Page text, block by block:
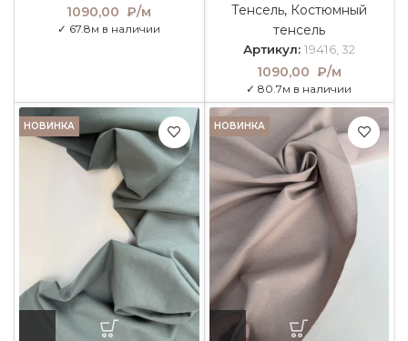
1090,00 ₽/м
✓ 67.8м в наличии
Тенсель, Костюмный
тенсель
Артикул: 19416, 32
1090,00 ₽/м
✓ 80.7м в наличии
НОВИНКА НОВИНКА